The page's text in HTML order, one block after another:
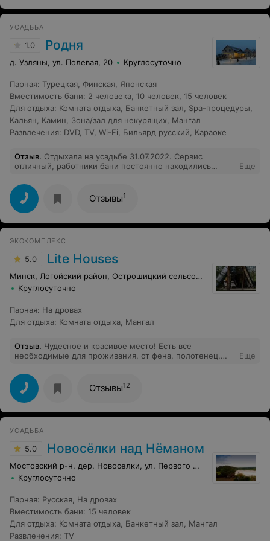
комфортом для нас. Баня- полный восторг. Много
смогли полноценно устроить вечеринку)) благодарю за
такой чудесный отдых ! Мы еще вернемся!
УСАДЬБА
1.0 Родня
д. Узляны, ул. Полевая, 20 Круглосуточно
Парная: Турецкая Финская Японская
Вместимость бани: 2 человека 10 человек 15 человек
Для отдыха: Комната отдыха Банкетный зал Spa-процедуры
Кальян
Камин Зона/зал для некурящих
Мангал
Развлечения: DVD, TV Wi-Fi Бильярд русский Караоке
Отзыв. Отдыхала на усадьбе 31.07.2022. Сервис
отличный, работники бани постоянно находились
температуру воды в чане. Но осталось неприятное
впечатление от очень печальной ситуации. В соседнем
доме отдыхала компания мужчин, которые находились
не в очень адекватном состоянии. Один из них, как
оказалась, является хозяином данной усадьбы.
стоимость, но как выяснилось, они были платные, по
словам "этого хозяина", когда наш товарищ взял дрова,
в ответ ему прилетело по голове. Как итог: мягко
говоря, праздник испорчен. По итогу даже не получили
хоть какие-то словесные извинения. А только угрозы.
Еще
Отзывы1
ЭКОКОМПЛЕКС
5.0 Lite Houses
Минск, Логойский район, Острошицкий сельсовет, СТ Надежда
Круглосуточно
Парная: На дровах
Для отдыха: Комната отдыха Мангал
Отзыв. Чудесное и красивое место! Есть все
необходимые для проживания, от фена, полотенец,
колонки и крутых книг. Сигнал связи и мобильный
интернет почти не работают, но есть вай фай, в общем
все условия для отдыха за городом без телефона
(фрилансеры имейте в виду) Хозяева приветливые и
отличные. Купель была нагрета даже слишком хорошо,
залезть. Баня с панорамным окном - красиво , но была
очень сухая, может мы чего-то не понимаем,но прям
сушило очень сильно, сложно дышать было, но это
мелочи, отдых 10/10
Еще
Отзывы12
УСАДЬБА
5.0 Новосёлки над Нёманом
Мостовский р-н, дер. Новоселки, ул. Первого Мая, 5а
Круглосуточно
Парная: Русская На дровах
Вместимость бани: 15 человек
Для отдыха: Комната отдыха Банкетный зал
Мангал
Развлечения: TV